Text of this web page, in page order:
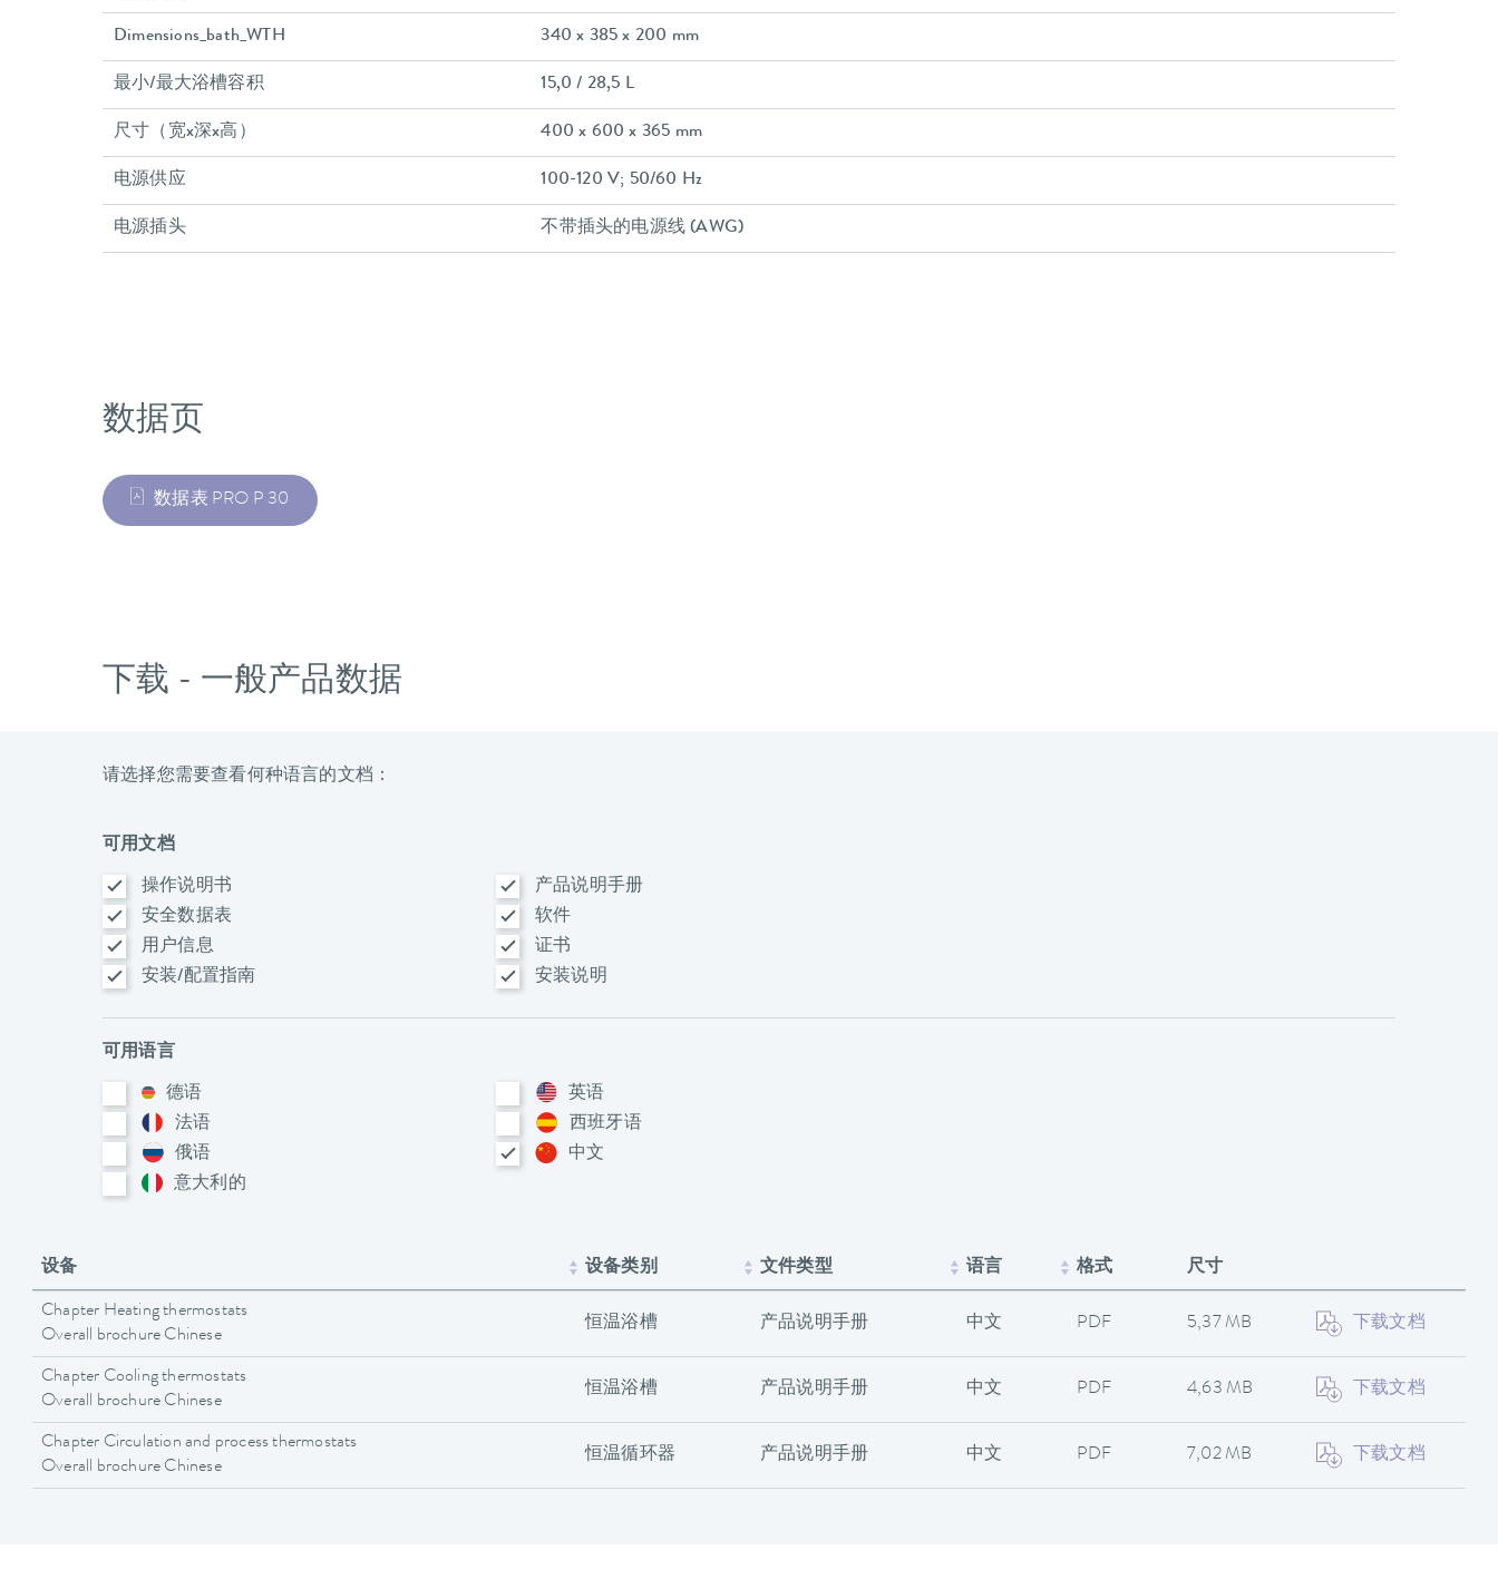
Dimensions_bath_WTH 340 x 385 x 200 mm
最小/最大浴槽容积 15,0 / 28,5 L
尺寸（宽x深x高） 400 x 600 x 365 mm
电源供应 100-120 V; 50/60 Hz
电源插头 不带插头的电源线 (AWG)
数据页
数据表 PRO P 30
下载 - 一般产品数据
请选择您需要查看何种语言的文档：
可用文档
操作说明书
产品说明手册
安全数据表
软件
用户信息
证书
安装/配置指南
安装说明
可用语言
德语
英语
法语
西班牙语
俄语
中文
意大利​的
设备 设备类别 文件类型 语言 格式 尺寸
Chapter Heating thermostats
Overall brochure Chinese
恒温浴槽 产品说明手册 中文 PDF 5,37 MB 下载文档
Chapter Cooling thermostats
Overall brochure Chinese
恒温浴槽 产品说明手册 中文 PDF 4,63 MB 下载文档
Chapter Circulation and process thermostats
Overall brochure Chinese
恒温循环器 产品说明手册 中文 PDF 7,02 MB 下载文档